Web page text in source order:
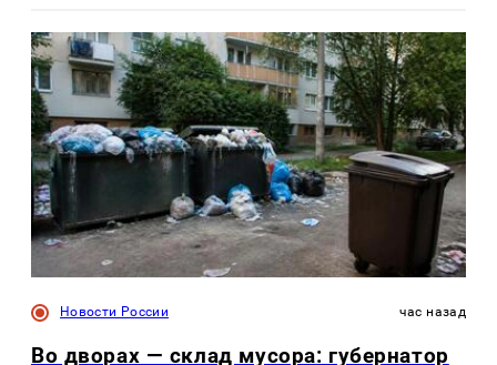
Новости России час назад
Во дворах — склад мусора: губернатор